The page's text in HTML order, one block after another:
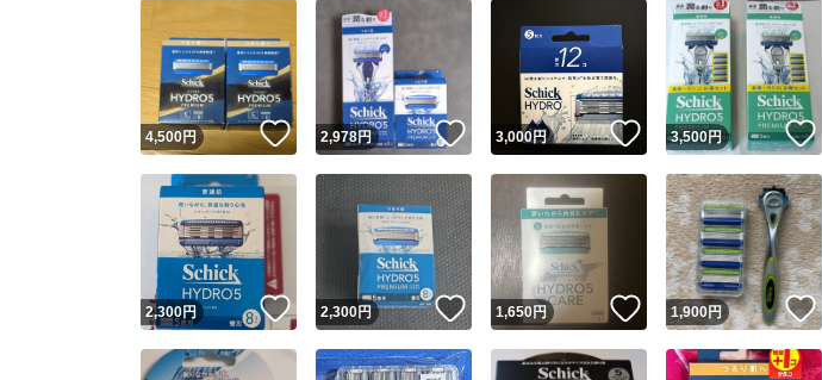
4,500円 いいね！
2,978円 いいね！
3,000円 いいね！
3,500円
2,300円 いいね！
2,300円 いいね！
1,650円 いいね！
1,900円